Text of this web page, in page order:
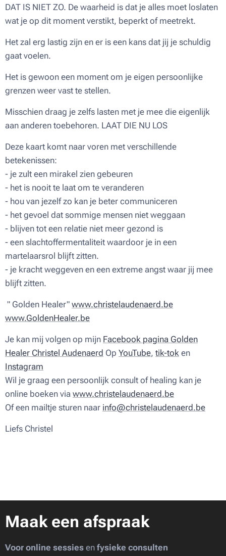
DAT IS NIET ZO. De waarheid is dat je alles moet loslaten
wat je op dit moment verstikt, beperkt of meetrekt.
Het zal erg lastig zijn en er is een kans dat jij je schuldig
gaat voelen.
Het is gewoon een moment om je eigen persoonlijke
grenzen weer vast te stellen.
Misschien draag je zelfs lasten met je mee die eigenlijk
aan anderen toebehoren. LAAT DIE NU LOS
Deze kaart komt naar voren met verschillende
betekenissen:
- je zult een mirakel zien gebeuren
- het is nooit te laat om te veranderen
- hou van jezelf zo kan je beter communiceren
- het gevoel dat sommige mensen niet weggaan
- blijven tot een relatie niet meer gezond is
- een slachtoffermentaliteit waardoor je in een
martelaarsrol blijft zitten.
- je kracht weggeven en een extreme angst waar jij mee
blijft zitten.
" Golden Healer" www.christelaudenaerd.be
www.GoldenHealer.be
Je kan mij volgen op mijn Facebook pagina Golden
Healer Christel Audenaerd Op YouTube, tik-tok en
Instagram
Wil je graag een persoonlijk consult of healing kan je
online boeken via www.christelaudenaerd.be
Of een mailtje sturen naar info@christelaudenaerd.be
Liefs Christel ♥
Maak een afspraak
Voor online sessies en fysieke consulten